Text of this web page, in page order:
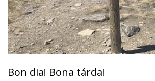
Bon dia! Bona tárda!